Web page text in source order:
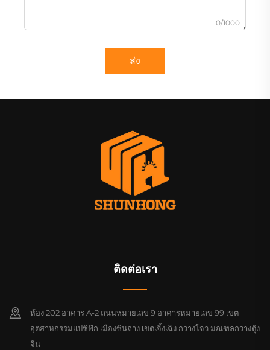
0/1000
ส่ง
ติดต่อเรา
ห้อง 202 อาคาร A-2 ถนนหมายเลข 9 อาคารหมายเลข 99 เขต
อุตสาหกรรมแปซิฟิก เมืองซินถาง เขตเจิ้งเฉิง กวางโจว มณฑลกวางตุ้ง
จีน